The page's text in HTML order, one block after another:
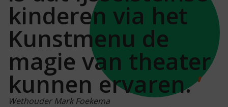
kinderen via het
Kunstmenu de
magie van theater
kunnen ervaren.
Wethouder Mark Foekema